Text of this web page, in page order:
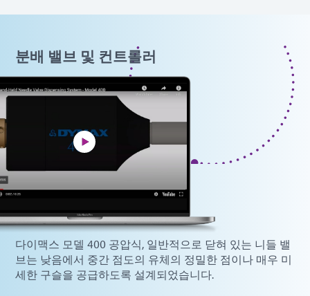
분배 밸브 및 컨트롤러
다이맥스 모델 400 공압식, 일반적으로 닫혀 있는 니들 밸
브는 낮음에서 중간 점도의 유체의 정밀한 점이나 매우 미
세한 구슬을 공급하도록 설계되었습니다.